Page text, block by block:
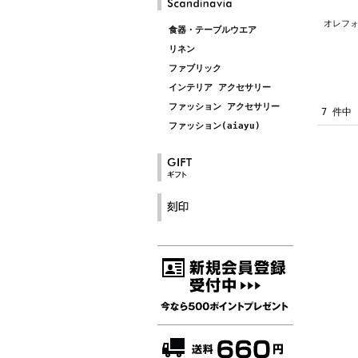
食器・テーブルウエア
リネン
ファブリック
インテリア アクセサリー
ファッション アクセサリー
ファッション(aiayu)
オレフ
7 件